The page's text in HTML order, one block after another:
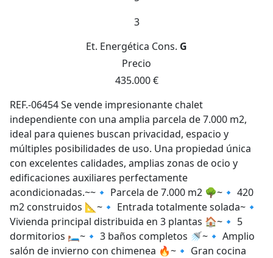
3
Et. Energética Cons. G
Precio
435.000 €
REF.-06454 Se vende impresionante chalet
independiente con una amplia parcela de 7.000 m2,
ideal para quienes buscan privacidad, espacio y
múltiples posibilidades de uso. Una propiedad única
con excelentes calidades, amplias zonas de ocio y
edificaciones auxiliares perfectamente
acondicionadas.~~🔹 Parcela de 7.000 m2 🌳~🔹 420
m2 construidos 📐~🔹 Entrada totalmente solada~🔹
Vivienda principal distribuida en 3 plantas 🏠~🔹 5
dormitorios 🛏️~🔹 3 baños completos 🚿~🔹 Amplio
salón de invierno con chimenea 🔥~🔹 Gran cocina